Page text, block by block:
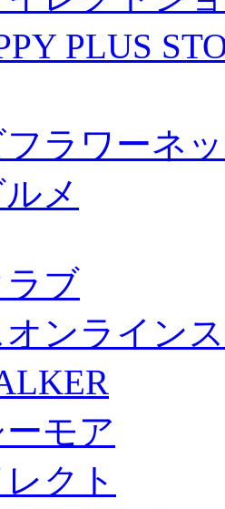
PLUS
ラワーネ
メ
ブ
ンライン
モア
クト